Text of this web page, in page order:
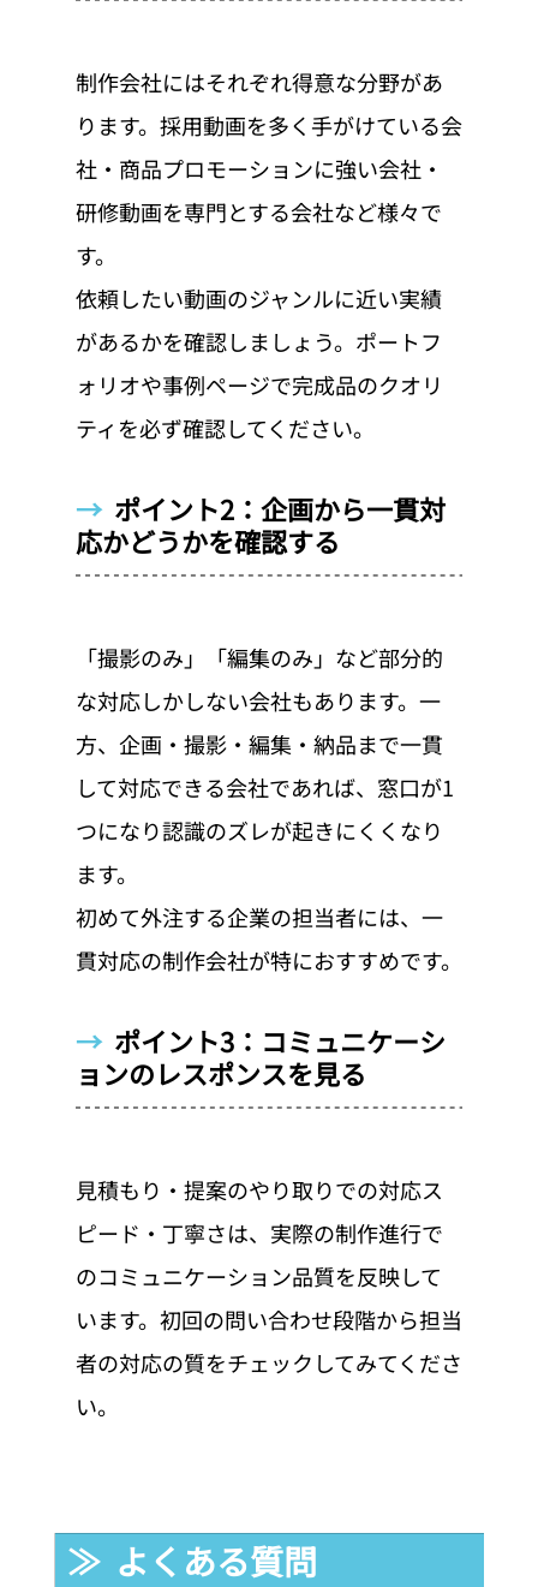
制作会社にはそれぞれ得意な分野があ
ります。採用動画を多く手がけている会
社・商品プロモーションに強い会社・
研修動画を専門とする会社など様々で
す。
依頼したい動画のジャンルに近い実績
があるかを確認しましょう。ポートフ
ォリオや事例ページで完成品のクオリ
ティを必ず確認してください。
→ ポイント2：企画から一貫対
応かどうかを確認する
「撮影のみ」「編集のみ」など部分的
な対応しかしない会社もあります。一
方、企画・撮影・編集・納品まで一貫
して対応できる会社であれば、窓口が1
つになり認識のズレが起きにくくなり
ます。
初めて外注する企業の担当者には、一
貫対応の制作会社が特におすすめです。
→ ポイント3：コミュニケーシ
ョンのレスポンスを見る
見積もり・提案のやり取りでの対応ス
ピード・丁寧さは、実際の制作進行で
のコミュニケーション品質を反映して
います。初回の問い合わせ段階から担当
者の対応の質をチェックしてみてくださ
い。
≫  よくある質問